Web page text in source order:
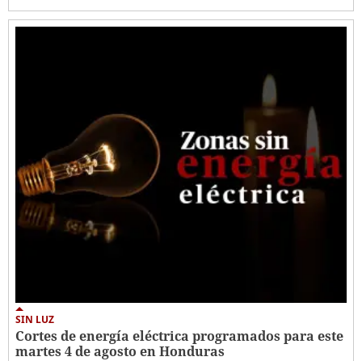
SIN LUZ
Cortes de energía eléctrica programados para este
martes 4 de agosto en Honduras